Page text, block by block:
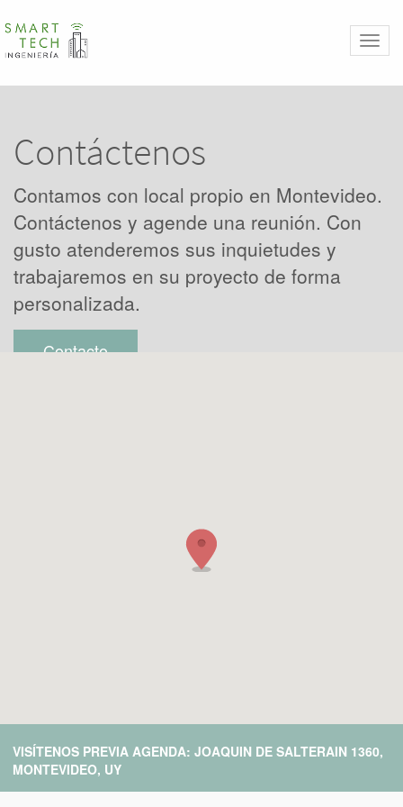
Contáctenos
Contamos con local propio en Montevideo.
Contáctenos y agende una reunión. Con
gusto atenderemos sus inquietudes y
trabajaremos en su proyecto de forma
personalizada.
Contacto
VISÍTENOS PREVIA AGENDA: JOAQUIN DE SALTERAIN 1360,
MONTEVIDEO, UY